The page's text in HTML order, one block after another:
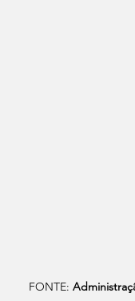
FONTE: